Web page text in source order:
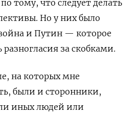
тому, что следует делать
Но у них было
и Путин — которое
разногласия за скобками.
на которых мне
были и сторонники,
иных людей или